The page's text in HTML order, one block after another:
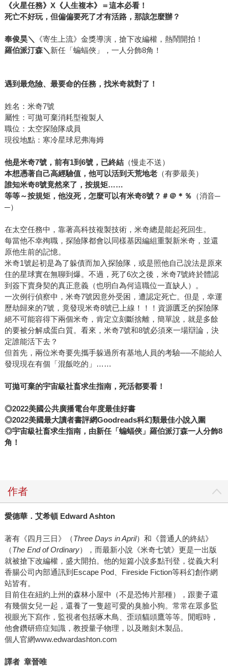
《火星任務》X《人生複本》＝這本必看！
死亡不好玩，但偏偏要死了才有活路，那該怎麼辦？
奉俊昊＼
《寄生上流》金獎導演，搶下改編權，熱鬧開拍！
羅伯派汀森＼ 新任「蝙蝠俠」，一人分飾8角！
遇到最危險、最要命的任務，找米奇就對了！
姓名：米奇7號
屬性：可拋可棄消耗型複製人
職位：太空探險隊成員
現役地點：寒冷星球尼弗海姆
他是米奇7號，前有1到6號，已終結（慢走不送）
本想憑著自己高經驗值，他可以活到天荒地老（有夢最美）
誰知米奇8號竟然來了，按規矩……
等等～按規矩，他沒死，怎麼可以有米奇8號？＃＠＊％ （消音─
─）
在太空任務中，靠著高科技複製技術，米奇總是能起死回生。
每當他不幸殉職，探險隊都會以同樣基因編組重製新米奇，並還
原他生前的記憶。
米奇1號起初是為了躲債而加入探險隊，或是照他自己說法是原來
住的星球實在無聊到爆。不過，死了6次之後，米奇7號終於體認
到簽下賣身契的真正意義（也明白為何這職位一直缺人）。
一次例行偵察中，米奇7號因意外受困，遭認定死亡。但是，幸運
歷劫歸來的7號，竟發現米奇8號已上線！！！資源匱乏的探險隊
絕不可能容得下兩個米奇，肯定立刻斷捨離，簡單說，就是多餘
的要被分解成蛋白質。看來，米奇7號和8號必須來一場辯論，決
定誰能活下去？
但首先，兩位米奇要先攜手躲過所有基地人員的考驗──不能給人
發現現在有個「混飯吃的」……
可拋可棄的宇宙級社畜求生指南，死活都要看！
◎2022美國公共廣播電台年度最佳好書
◎2022美國最大讀者書評網Goodreads科幻類最佳小說入圍
◎宇宙級社畜求生指南，由新任「蝙蝠俠」羅伯派汀森一人分飾8
角！
作者
愛德華．艾希頓 Edward Ashton
著有《四月三日》（Three Days in April）和《普通人的終結》
（The End of Ordinary），而最新小說《米奇七號》更是一出版
就被搶下改編權，盛大開拍。他的短篇小說多點刊登，從義大利
香腸公司內部通訊到Escape Pod、Fireside Fiction等科幻創作網
站皆有。
目前住在紐約上州的森林小屋中（不是恐怖片那種），跟妻子還
有幾個女兒一起，還養了一隻超可愛的臭臉小狗。常常在眾多監
視眼光下寫作，監視者包括啄木鳥、歪頭貓頭鷹等等。閒暇時，
他會鑽研癌症知識，教授量子物理，以及雕刻木製品。
個人官網www.edwardashton.com
譯者 章晉唯